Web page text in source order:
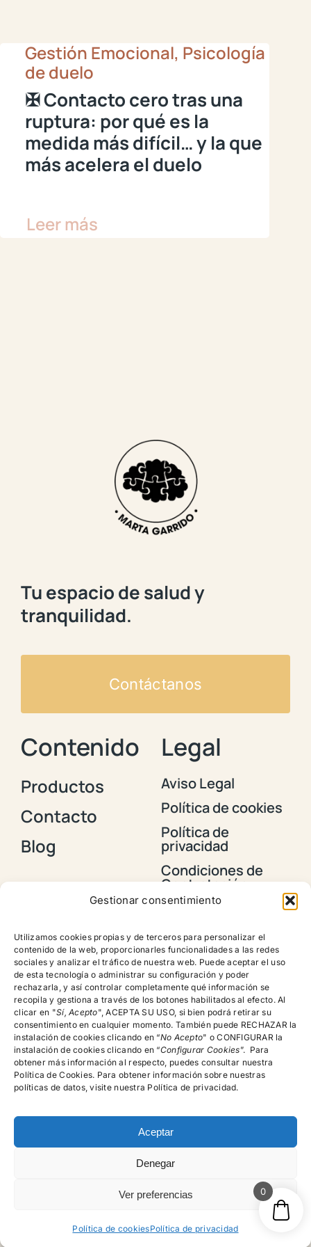
Gestionar consentimiento
Utilizamos cookies propias y de terceros para personalizar el
contenido de la web, proporcionarles funcionalidades a las redes
sociales y analizar el tráfico de nuestra web. Puede aceptar el uso
de esta tecnología o administrar su configuración y poder
rechazarla, y así controlar completamente qué información se
recopila y gestiona a través de los botones habilitados al efecto. Al
clicar en "Sí, Acepto", ACEPTA SU USO, si bien podrá retirar su
consentimiento en cualquier momento. También puede RECHAZAR la
instalación de cookies clicando en “No Acepto" o CONFIGURAR la
instalación de cookies clicando en “Configurar Cookies”. Para
obtener más información al respecto, puedes consultar nuestra
Política de Cookies. Para obtener información sobre nuestras
políticas de datos, visite nuestra Política de privacidad.
Aceptar
Denegar
Ver preferencias
Política de cookiesPolítica de privacidad
Gestión Emocional, Psicología
de duelo
✠ Contacto cero tras una
ruptura: por qué es la
medida más difícil… y la que
más acelera el duelo
Leer más
Tu espacio de salud y
tranquilidad.
Contáctanos
Contenido
Productos
Contacto
Blog
Legal
Aviso Legal
Política de cookies
Política de
privacidad
Condiciones de
Contratación y
Envios
devoluciones,
reembolsos y
cancelación de
pedidos
Encuéntranos!
615.996.522
C/Rector Lucena, Nº 15-19, 4º A, Salamanca
reservados
0